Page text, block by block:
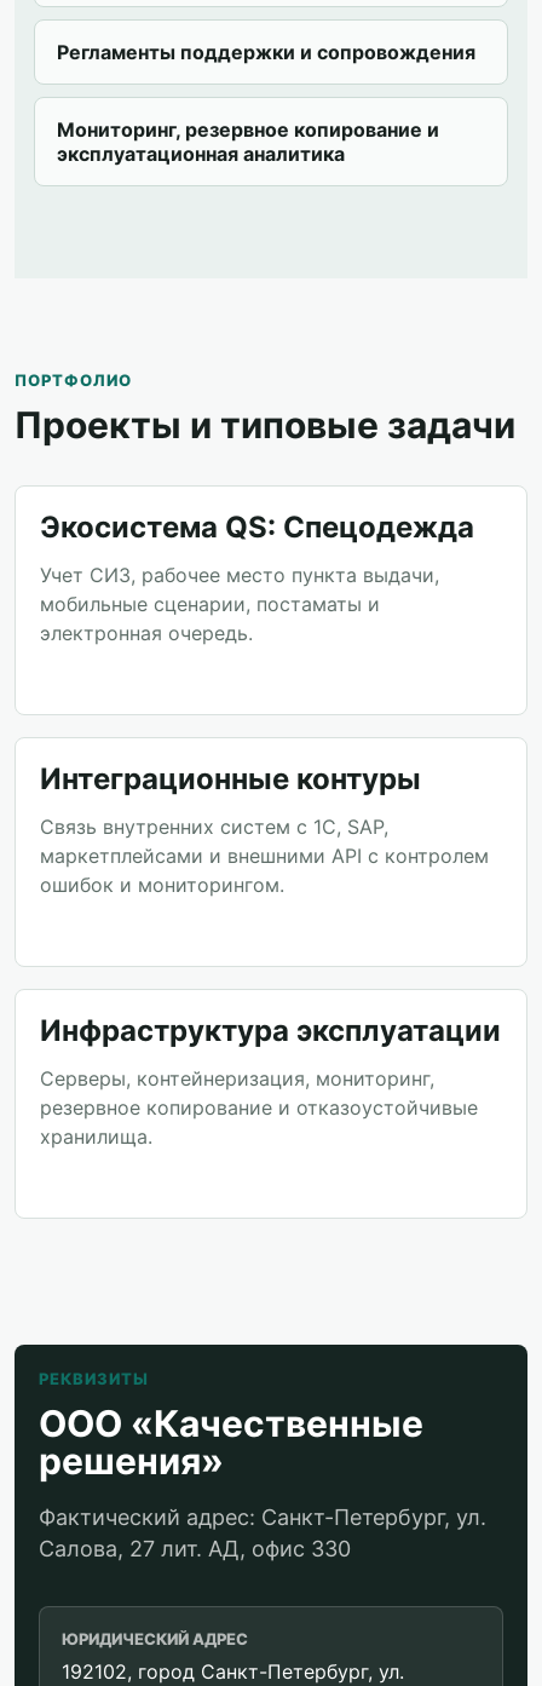
Регламенты поддержки и сопровождения
Мониторинг, резервное копирование и
эксплуатационная аналитика
ПОРТФОЛИО
Проекты и типовые задачи
Экосистема QS: Спецодежда
Учет СИЗ, рабочее место пункта выдачи,
мобильные сценарии, постаматы и
электронная очередь.
Интеграционные контуры
Связь внутренних систем с 1С, SAP,
маркетплейсами и внешними API с контролем
ошибок и мониторингом.
Инфраструктура эксплуатации
Серверы, контейнеризация, мониторинг,
резервное копирование и отказоустойчивые
хранилища.
РЕКВИЗИТЫ
ООО «Качественные
решения»
Фактический адрес: Санкт-Петербург, ул.
Салова, 27 лит. АД, офис 330
ЮРИДИЧЕСКИЙ АДРЕС
192102, город Санкт-Петербург, ул.